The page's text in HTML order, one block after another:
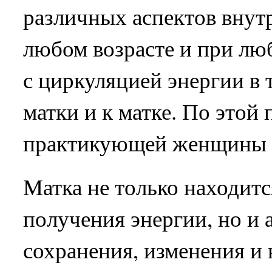
различных аспектов
любом возрасте и при
с циркуляцией энергии в
матки и к матке. По
практикующей женщины
Матка не только
получения энергии, но и
сохранения, изменения и